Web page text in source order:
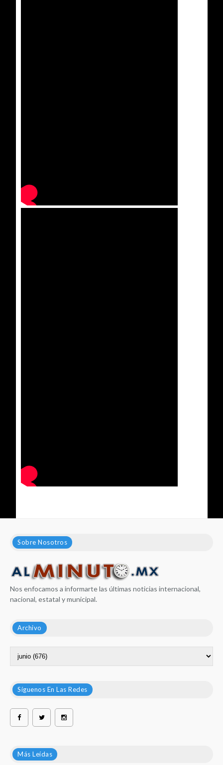
Sobre Nosotros
Nos enfocamos a informarte las últimas noticias internacional,
nacional, estatal y municipal.
Archivo
Síguenos En Las Redes
Más Leídas